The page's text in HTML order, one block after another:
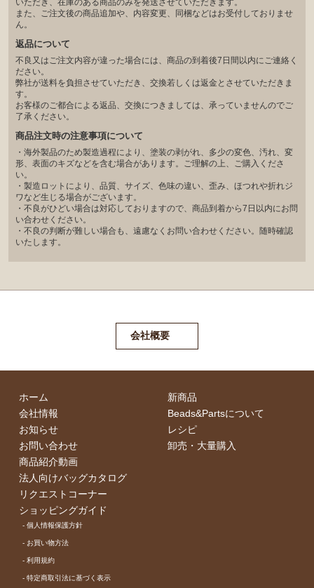
いただき、在庫のある商品のみを発送させていただきます。
また、ご注文後の商品追加や、内容変更、同梱などはお受付しておりませ
ん。
返品について
不良又はご注文内容が違った場合には、商品の到着後7日間以内にご連絡く
ださい。
弊社が送料を負担させていただき、交換若しくは返金とさせていただきま
す。
お客様のご都合による返品、交換につきましては、承っていませんのでご
了承ください。
商品注文時の注意事項について
・海外製品のため製造過程により、塗装の剥がれ、多少の変色、汚れ、変
形、表面のキズなどを含む場合があります。ご理解の上、ご購入くださ
い。
・製造ロットにより、品質、サイズ、色味の違い、歪み、ほつれや折れジ
ワなど生じる場合がございます。
・不良がひどい場合は対応しておりますので、商品到着から7日以内にお問
い合わせください。
・不良の判断が難しい場合も、遠慮なくお問い合わせください。随時確認
いたします。
会社概要
ホーム
会社情報
お知らせ
お問い合わせ
商品紹介動画
法人向けバッグカタログ
リクエストコーナー
新商品
Beads&Partsについて
レシピ
卸売・⼤量購⼊
ショッピングガイド
- 個⼈情報保護⽅針
- お買い物⽅法
- 利⽤規約
- 特定商取引法に基づく表⽰